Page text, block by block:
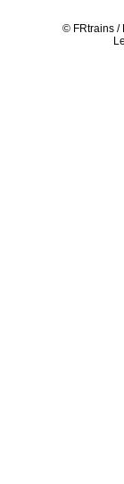
© FRtrains /